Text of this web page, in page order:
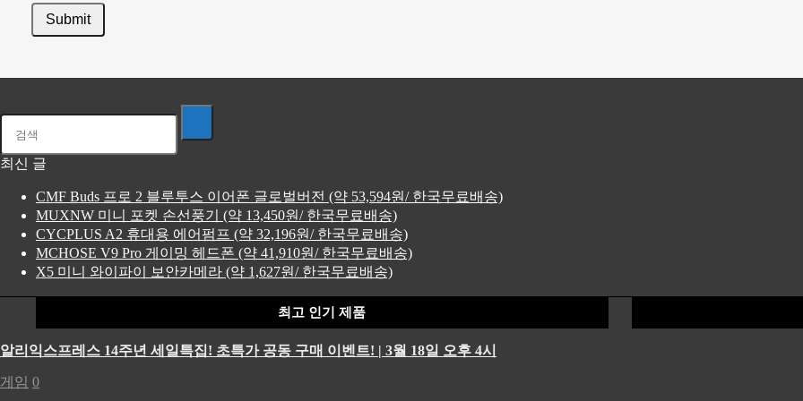
최신 글
CMF Buds 프로 2 블루투스 이어폰 글로벌버전 (약 53,594원/ 한국무료배송)
MUXNW 미니 포켓 손선풍기 (약 13,450원/ 한국무료배송)
CYCPLUS A2 휴대용 에어펌프 (약 32,196원/ 한국무료배송)
MCHOSE V9 Pro 게이밍 헤드폰 (약 41,910원/ 한국무료배송)
X5 미니 와이파이 보안카메라 (약 1,627원/ 한국무료배송)
최고 인기 제품
알리익스프레스 14주년 세일특집! 초특가 공동 구매 이벤트! | 3월 18일 오후 4시
게임 0